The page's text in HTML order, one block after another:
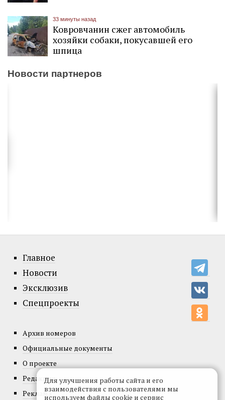
33 минуты назад
Ковровчанин сжег автомобиль
хозяйки собаки, покусавшей его
шпица
Новости партнеров
Главное
Новости
Эксклюзив
Спецпроекты
Архив номеров
Официальные документы
О проекте
Редакция
Реклама
Для улучшения работы сайта и его
взаимодействия с пользователями мы
используем файлы cookie и сервис